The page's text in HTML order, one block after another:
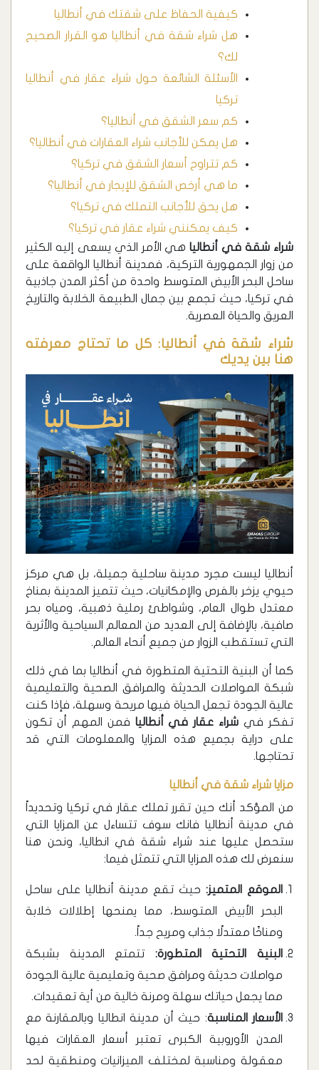
كيفية الحفاظ على شقتك في أنطاليا
هل شراء شقة في أنطاليا هو القرار الصحيح
لك؟
الأسئلة الشائعة حول شراء عقار في أنطاليا
تركيا
كم سعر الشقق في أنطاليا؟
هل يمكن للأجانب شراء العقارات في أنطاليا؟
كم تتراوح أسعار الشقق في تركيا؟
ما هي أرخص الشقق للإيجار في أنطاليا؟
هل يحق للأجانب التملك في تركيا؟
كيف يمكنني شراء عقار في تركيا؟
شراء شقة في أنطاليا هي الأمر الذي يسعى إليه الكثير
من زوار الجمهورية التركية، فمدينة أنطاليا الواقعة على
ساحل البحر الأبيض المتوسط واحدة من أكثر المدن جاذبية
في تركيا، حيث تجمع بين جمال الطبيعة الخلابة والتاريخ
العريق والحياة العصرية.
شراء شقة في أنطاليا: كل ما تحتاج معرفته
هنا بين يديك
أنطاليا ليست مجرد مدينة ساحلية جميلة، بل هي مركز
حيوي يزخر بالفرص والإمكانيات، حيث تتميز المدينة بمناخ
معتدل طوال العام، وشواطئ رملية ذهبية، ومياه بحر
صافية، بالإضافة إلى العديد من المعالم السياحية والأثرية
التي تستقطب الزوار من جميع أنحاء العالم.
كما أن البنية التحتية المتطورة في أنطاليا بما في ذلك
شبكة المواصلات الحديثة والمرافق الصحية والتعليمية
عالية الجودة تجعل الحياة فيها مريحة وسهلة، فإذا كنت
تفكر في شراء عقار في أنطاليا فمن المهم أن تكون
على دراية بجميع هذه المزايا والمعلومات التي قد
تحتاجها.
مزايا شراء شقة في أنطاليا
من المؤكد أنك حين تقرر تملك عقار في تركيا وتحديداً
في مدينة أنطاليا فانك سوف تتساءل عن المزايا التي
ستحصل عليها عند شراء شقة في انطاليا، ونحن هنا
سنعرض لك هذه المزايا التي تتمثل فيما:
الموقع المتميز: حيث تقع مدينة أنطاليا على ساحل
البحر الأبيض المتوسط، مما يمنحها إطلالات خلابة
ومناخًا معتدلًا جذاب ومريح جداً.
البنية التحتية المتطورة: تتمتع المدينة بشبكة
مواصلات حديثة ومرافق صحية وتعليمية عالية الجودة
مما يجعل حياتك سهلة ومرنة خالية من أية تعقيدات.
الأسعار المناسبة: حيث أن مدينة انطاليا وبالمقارنة مع
المدن الأوروبية الكبرى تعتبر أسعار العقارات فيها
معقولة ومناسبة لمختلف الميزانيات ومنطقية لحد